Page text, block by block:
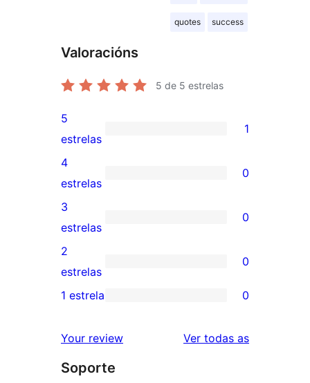
quotes success
Valoracións
5 de 5 estrelas
1
valoración
de
5
estrelas
5
estrelas
1
0
valoracións
de
4
estrelas
4
estrelas
0
0
valoracións
de
3
3
estrelas
0
0
valoracións
2
2
estrelas
0
de
1
1 estrela 0
Your review Ver todas asvaloracións
Soporte